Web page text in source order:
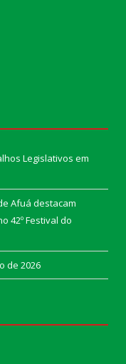
Legislativos em
Afuá destacam
42º Festival do
de 2026